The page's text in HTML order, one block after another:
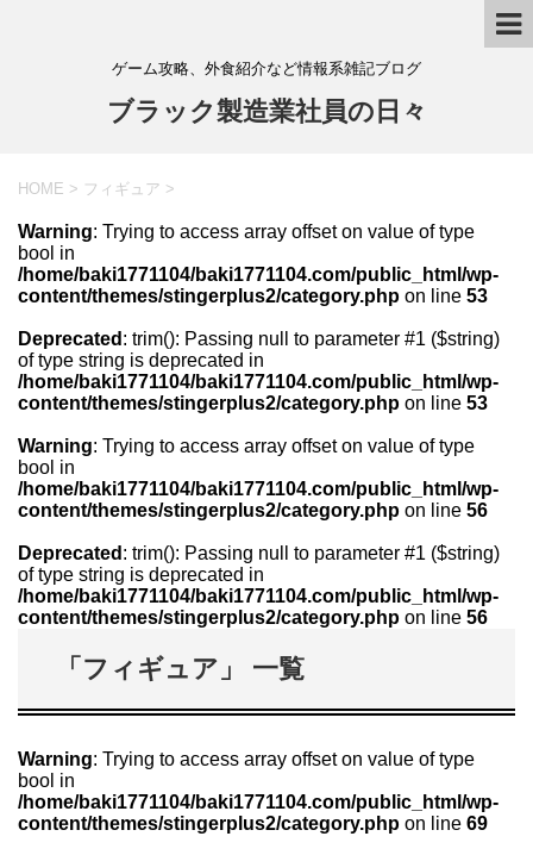
ゲーム攻略、外食紹介など情報系雑記ブログ
ブラック製造業社員の日々
HOME > フィギュア >
Warning: Trying to access array offset on value of type
bool in
/home/baki1771104/baki1771104.com/public_html/wp-
content/themes/stingerplus2/category.php on line 53
Deprecated : trim(): Passing null to parameter #1 ($string)
of type string is deprecated in
/home/baki1771104/baki1771104.com/public_html/wp-
content/themes/stingerplus2/category.php on line 53
Warning: Trying to access array offset on value of type
bool in
/home/baki1771104/baki1771104.com/public_html/wp-
content/themes/stingerplus2/category.php on line 56
Deprecated : trim(): Passing null to parameter #1 ($string)
of type string is deprecated in
/home/baki1771104/baki1771104.com/public_html/wp-
content/themes/stingerplus2/category.php on line 56
「フィギュア」 一覧
Warning: Trying to access array offset on value of type
bool in
/home/baki1771104/baki1771104.com/public_html/wp-
content/themes/stingerplus2/category.php on line 69